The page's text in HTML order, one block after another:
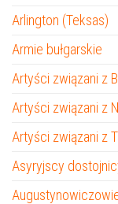
Arlington (Teksas)
Armie bułgarskie
Artyści związani z
Artyści związani z
Artyści związani z
Asyryjscy